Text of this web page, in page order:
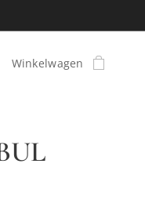
Winkelwagen